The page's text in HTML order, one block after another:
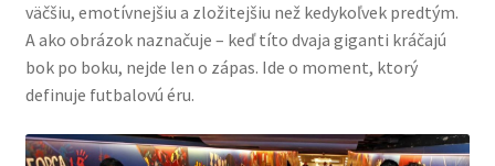
väčšiu, emotívnejšiu a zložitejšiu než kedykoľvek predtým.
A ako obrázok naznačuje – keď títo dvaja giganti kráčajú
bok po boku, nejde len o zápas. Ide o moment, ktorý
definuje futbalovú éru.